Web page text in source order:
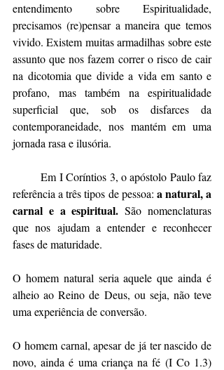
entendimento sobre Espiritualidade,
precisamos (re)pensar a maneira que temos
vivido. Existem muitas armadilhas sobre este
assunto que nos fazem correr o risco de cair
na dicotomia que divide a vida em santo e
profano, mas também na espiritualidade
superficial que, sob os disfarces da
contemporaneidade, nos mantém em uma
jornada rasa e ilusória.
	Em I Coríntios 3, o apóstolo Paulo faz
referência a três tipos de pessoa: a natural, a
carnal e a espiritual. São nomenclaturas
que nos ajudam a entender e reconhecer
fases de maturidade.
O homem natural seria aquele que ainda é
alheio ao Reino de Deus, ou seja, não teve
uma experiência de conversão.
O homem carnal, apesar de já ter nascido de
novo, ainda é uma criança na fé (I Co 1.3)